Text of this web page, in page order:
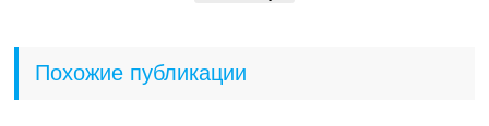
Похожие публикации